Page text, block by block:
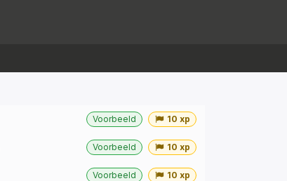
Voorbeeld 10 xp
Voorbeeld 10 xp
Voorbeeld 10 xp